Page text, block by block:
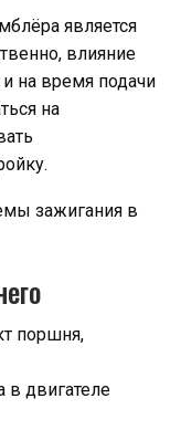
является
влияние
и на время подачи
на
зажигания в
поршня,
двигателе